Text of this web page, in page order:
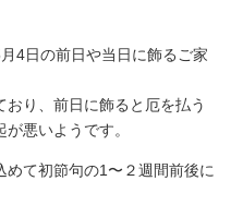
4日の前日や当日に飾るご家
り、前日に飾ると厄を払う
悪いようです。
て初節句の1〜２週間前後に